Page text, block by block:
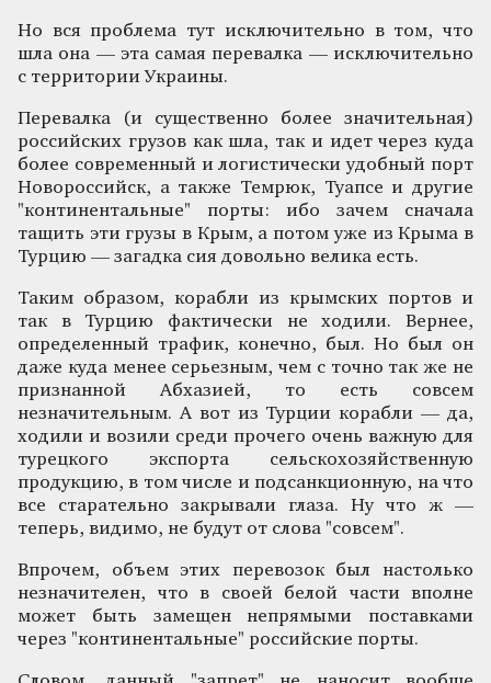
Но вся проблема тут исключительно в том, что
шла она — эта самая перевалка — исключительно
с территории Украины.
Перевалка (и существенно более значительная)
российских грузов как шла, так и идет через куда
более современный и логистически удобный порт
Новороссийск, а также Темрюк, Туапсе и другие
"континентальные" порты: ибо зачем сначала
тащить эти грузы в Крым, а потом уже из Крыма в
Турцию — загадка сия довольно велика есть.
Таким образом, корабли из крымских портов и
так в Турцию фактически не ходили. Вернее,
определенный трафик, конечно, был. Но был он
даже куда менее серьезным, чем с точно так же не
признанной Абхазией, то есть совсем
незначительным. А вот из Турции корабли — да,
ходили и возили среди прочего очень важную для
турецкого экспорта сельскохозяйственную
продукцию, в том числе и подсанкционную, на что
все старательно закрывали глаза. Ну что ж —
теперь, видимо, не будут от слова "совсем".
Впрочем, объем этих перевозок был настолько
незначителен, что в своей белой части вполне
может быть замещен непрямыми поставками
через "континентальные" российские порты.